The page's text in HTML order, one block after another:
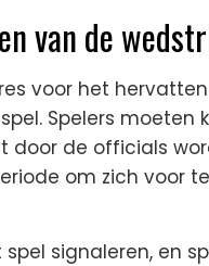
van de
voor het
Spelers moeten
door de officials
om zich voor
signaleren, en